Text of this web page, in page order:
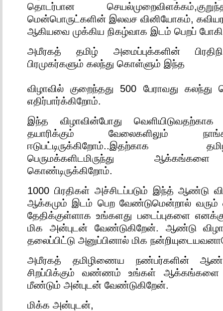
தொடர்பான
மென்பொருட்களின் இலவச வினியோகம்,
ஆகியவை முக்கிய நிகழ்வாக இடம் பெறப்
அமீரகத் தமிழ் அமைப்புக்களின்
பிரமுகர்களும் கலந்து கொள்ளும் இந்த
விழாவில் குறைந்தது 500 பேராவது
எதிர்பார்க்கிறோம்.
இந்த விழாவின்போது
தயாரிக்கும் வேலைகளிலும்
ஈடுபட்டிருக்கிறோம்..இதற்காக
பெருமக்களிடமிருந்து
கொண்டிருக்கிறோம்.
1000 பிரதிகள் அச்சிடப்படும் இந்த் ஆண்டு
ஆக்கமும் இடம் பெற வேண்டுமென்றால் வரும்
தேதிக்குள்ளாக உங்களது படைப்புகளை எனக்கு
மிக அன்புடன் வேண்டுகிறேன். ஆண்டு
தலைப்பிட்டு அனுப்பினால் மிக
அமீரகத் தமிழிணைய நண்பர்களின்
சிறப்பிக்கும் வண்ணம் உங்கள் ஆக்கங்களை
மீண்டும் அன்புடன் வேண்டுகிறேன்.
மிக்க அன்புடன்,